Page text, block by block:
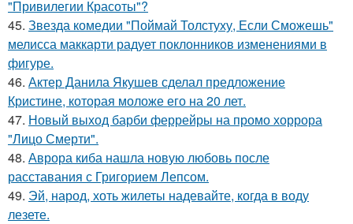
"Привилегии Красоты"?
45. Звезда комедии "Поймай Толстуху, Если Сможешь"
мелисса маккарти радует поклонников изменениями в
фигуре.
46. Актер Данила Якушев сделал предложение
Кристине, которая моложе его на 20 лет.
47. Новый выход барби феррейры на промо хоррора
"Лицо Смерти".
48. Аврора киба нашла новую любовь после
расставания с Григорием Лепсом.
49. Эй, народ, хоть жилеты надевайте, когда в воду
лезете.